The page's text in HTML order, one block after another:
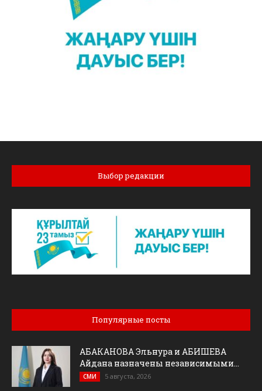
Выбор редакции
Популярные посты
АБАКАНОВА Эльнура и АБИШЕВА
Айдана назначены независимыми...
СМИ 5 августа, 2026